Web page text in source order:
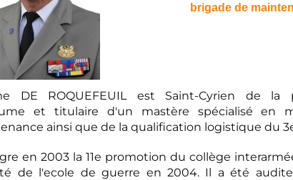
brigade de
DE ROQUEFEUIL est Saint-Cyrien de la
et titulaire d'un mastère spécialisé en
ainsi que de la qualification logistique du
en 2003 la 11e promotion du collège
de l'ecole de guerre en 2004. Il a été